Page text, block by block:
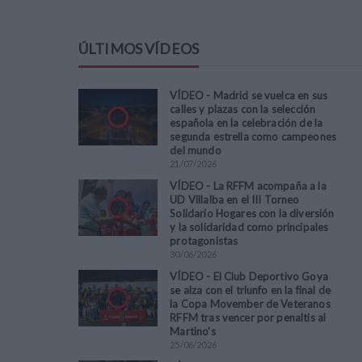
ÚLTIMOS VÍDEOS
VÍDEO - Madrid se vuelca en sus
calles y plazas con la selección
española en la celebración de la
segunda estrella como campeones
del mundo
21 /07/2026
VÍDEO - La RFFM acompaña a la
UD Villalba en el III Torneo
Solidario Hogares con la diversión
y la solidaridad como principales
protagonistas
30/06/2026
VÍDEO - El Club Deportivo Goya
se alza con el triunfo en la final de
la Copa Movember de Veteranos
RFFM tras vencer por penaltis al
Martino's
25/06/2026